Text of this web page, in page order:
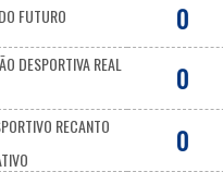
FUTURO
0
DESPORTIVA REAL
0
RECANTO
0